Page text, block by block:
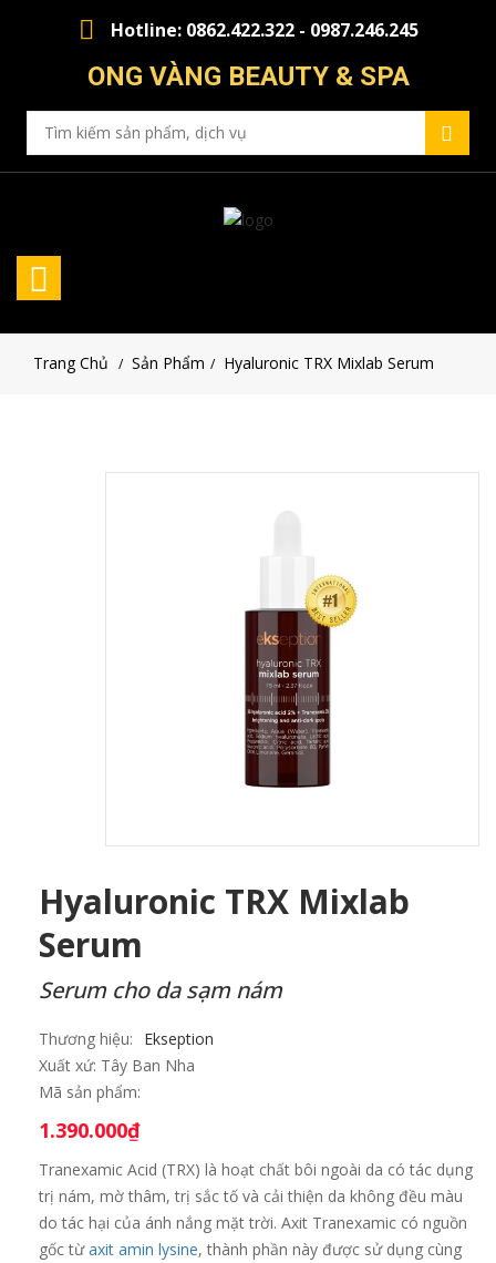
Hotline: 0862.422.322 - 0987.246.245
ONG VÀNG BEAUTY & SPA
Trang Chủ / Sản Phẩm / Hyaluronic TRX Mixlab Serum
Hyaluronic TRX Mixlab
Serum
Serum cho da sạm nám
Thương hiệu:
Ekseption
Xuất xứ: Tây Ban Nha
Mã sản phẩm:
1.390.000₫
Tranexamic Acid (TRX) là hoạt chất bôi ngoài da có tác dụng
trị nám, mờ thâm, trị sắc tố và cải thiện da không đều màu
do tác hại của ánh nắng mặt trời. Axit Tranexamic có nguồn
gốc từaxit amin lysine, thành phần này được sử dụng cùng